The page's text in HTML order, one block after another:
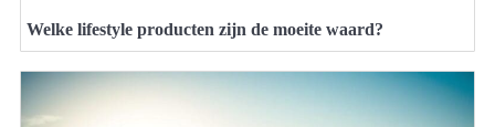
Welke lifestyle producten zijn de moeite waard?